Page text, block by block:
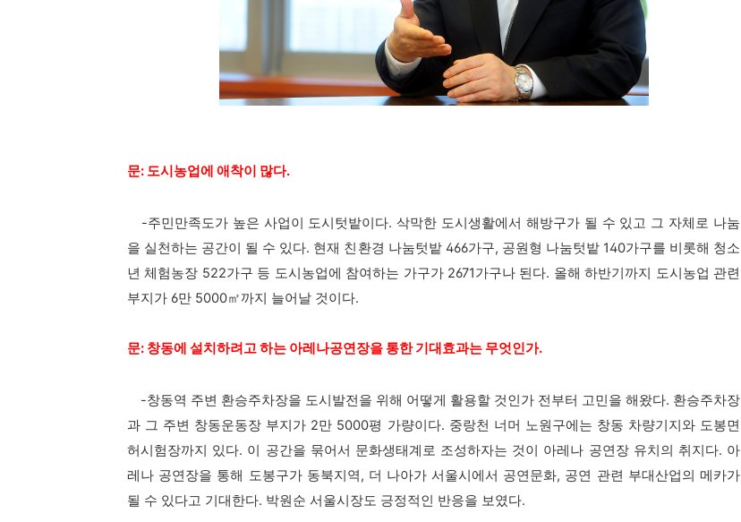
문: 도시농업에 애착이 많다.
-주민만족도가 높은 사업이 도시텃밭이다. 삭막한 도시생활에서 해방구가 될 수 있고 그 자체로 나눔
을 실천하는 공간이 될 수 있다. 현재 친환경 나눔텃밭 466가구, 공원형 나눔텃밭 140가구를 비롯해 청소
년 체험농장 522가구 등 도시농업에 참여하는 가구가 2671가구나 된다. 올해 하반기까지 도시농업 관련
부지가 6만 5000㎡까지 늘어날 것이다.
문: 창동에 설치하려고 하는 아레나공연장을 통한 기대효과는 무엇인가.
-창동역 주변 환승주차장을 도시발전을 위해 어떻게 활용할 것인가 전부터 고민을 해왔다. 환승주차장
과 그 주변 창동운동장 부지가 2만 5000평 가량이다. 중랑천 너머 노원구에는 창동 차량기지와 도봉면
허시험장까지 있다. 이 공간을 묶어서 문화생태계로 조성하자는 것이 아레나 공연장 유치의 취지다. 아
레나 공연장을 통해 도봉구가 동북지역, 더 나아가 서울시에서 공연문화, 공연 관련 부대산업의 메카가
될 수 있다고 기대한다. 박원순 서울시장도 긍정적인 반응을 보였다.